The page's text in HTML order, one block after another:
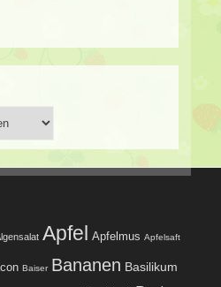
Apfel Apfelmus Apfelsaft
Baiser Bananen Basilikum